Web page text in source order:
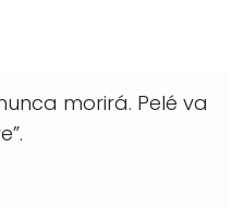
morirá. Pelé va